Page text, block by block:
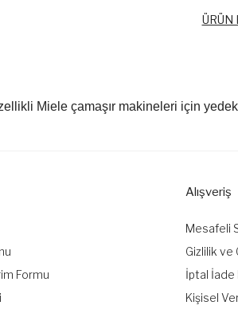
ÜRÜN
Miele çamaşır makineleri için
Formu
Alışveriş
Mesafeli
Gizlilik ve
İptal İade
Kişisel